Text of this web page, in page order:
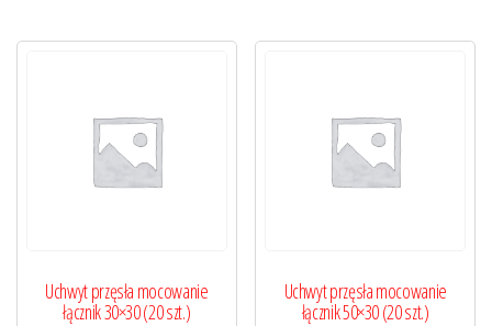
Uchwyt przęsła mocowanie
łącznik 30×30 (20 szt.)
Uchwyt przęsła mocowanie
łącznik 50×30 (20 szt.)